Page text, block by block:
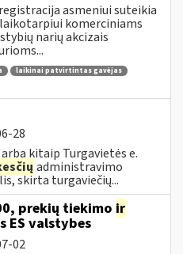
asmeniui suteikia
komerciniams
narių akcizais
laikinai patvirtintas gavėjas
28
kitaip Turgavietės e.
administravimo
skirta turgaviečių...
prekių tiekimo ir
ES valstybes
02